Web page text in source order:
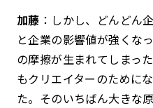
加藤 ：しかし、どんどん
と企業の影響値が強くな
の摩擦が生まれてしまっ
もクリエイターのために
た。そのいちばん大きな